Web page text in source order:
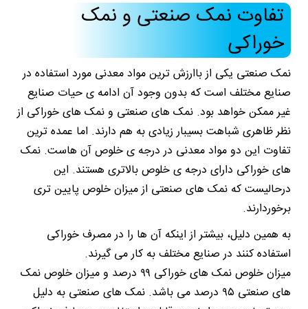
تفاوت نمک صنعتی و نمک
خوراکی
نمک صنعتی یکی از باارزش ترین مواد معدنی مورد استفاده در
صنایع مختلف است که بدون وجود آن ادامه ی حیات صنایع
غیر ممکن خواهد بود. نمک های صنعتی و نمک های خوراکی از
نظر ظاهری شباهت بسیبار زیادی به هم دارند. اما عمده ترین
تفاوت این دو مواد معدنی در درجه ی خلوص آن هاست. نمک
های خوراکی دارای درجه ی خلوص بالاتری هستند. این
درحالیست که نمک های صنعتی از میزان خلوص پایین تری
برخوردارند.
به همین دلیل، بیشتر از اینکه آن ها را در مصرف خوراکی
استفاده کنند در صنایع مختلف به کار می گیرند.
میزان خلوص نمک های خوراکی ۹۹ درصد و میزان خلوص نمک
های صنعتی ۹۵ درصد می باشد. نمک های صنعتی به دلیل